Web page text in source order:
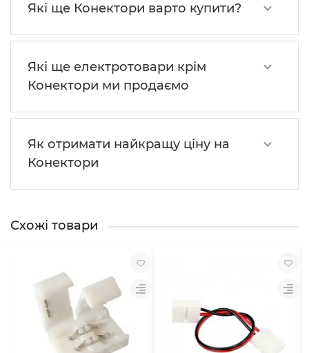
Які ще Конектори варто купити?
Які ще електротовари крім
Конектори ми продаємо
Як отримати найкращу ціну на
Конектори
Схожі товари